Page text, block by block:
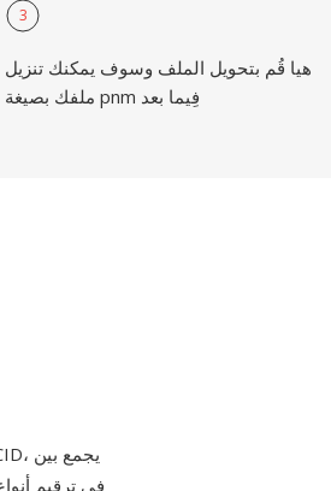
3
هيا قُم بتحويل الملف وسوف يمكنك تنزيل
ملفك بصيغة pnm فِيما بعد